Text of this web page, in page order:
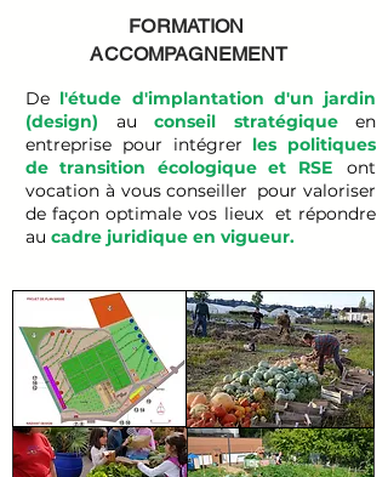
FORMATION
ACCOMPAGNEMENT
De l'étude d'implantation d'un jardin
(design) au conseil stratégiqueen
entreprise pour intégrer les politiques
de transition écologique et RSE
ont
vocation à vous conseiller pour valoriser
de façon optimale vos lieux et répondre
au cadre juridique en vigueur.